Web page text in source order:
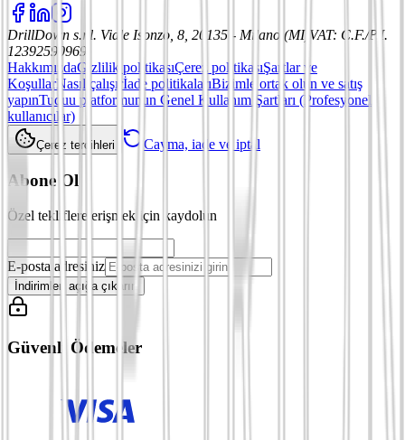
DrillDown s.r.l. Viale Isonzo, 8, 20135 - Milano (MI) VAT: C.F./P.I.
12392590969
HakkımızdaGizlilik politikasıÇerez politikasıŞartlar ve
KoşullarNasıl çalışırİade politikalarıBizimle ortak olun ve satış
yapınTuduu platformunun Genel Kullanım Şartları (Profesyonel
kullanıcılar)
Çerez tercihleri Cayma, iade ve iptal
Abone Ol
Özel tekliflere erişmek için kaydolun
E-posta adresiniz
İndirimleri açığa çıkarın
Güvenli Ödemeler